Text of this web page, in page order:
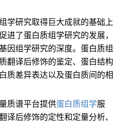
学研究取得巨大成就的基础上
进了蛋白质组学研究的发展，
因组学研究的深度。蛋白质组
翻译后修饰的鉴定、蛋白结构
质差异表达以及蛋白质间的相
质谱平台提供蛋白质组学服
译后修饰的定性和定量分析、